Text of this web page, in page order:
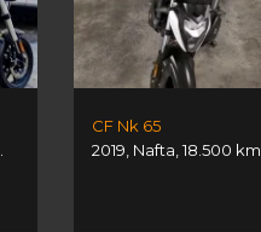
CF Nk 65
2019 Nafta ,18.500 km.